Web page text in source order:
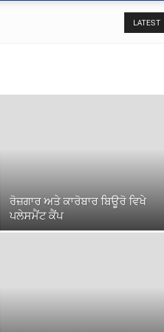
LATEST
ਰੋਜ਼ਗਾਰ ਅਤੇ ਕਾਰੋਬਾਰ ਬਿਊਰੋ ਵਿਖੇ
ਪਲੇਸਮੈਂਟ ਕੈਂਪ